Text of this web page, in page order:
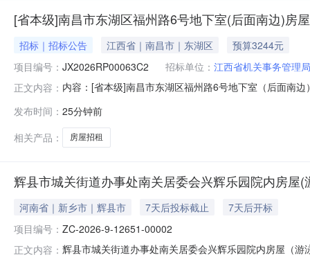
[省本级]南昌市东湖区福州路6号地下室(后面南边)房
招标｜招标公告 江西省｜南昌市｜东湖区
预算3244元
项目编号： JX2026RP00063C2 招标单位： 江西省机关事务管理
正文内容： 内容：[省本级]南昌市东湖区福州路6号地下室（后面南
号JX2026RP00063C2项目名称江西省机关事务管理局
方名称
发布时间： 25分钟前
相关产品：
房屋招租
辉县市城关街道办事处南关居委会兴辉乐园院内房屋(
河南省｜新乡市｜辉县市 7天后投标截止
7天后开标
项目编号： ZC-2026-9-12651-00002
正文内容： 辉县市城关街道办事处南关居委会兴辉乐园院内房屋（